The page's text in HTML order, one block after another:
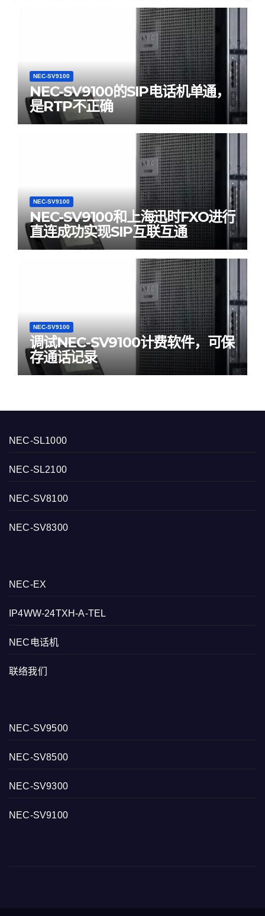
NEC-SV9100
NEC-SV9100的SIP电话机单通，
是RTP不正确
NEC-SV9100
NEC-SV9100和上海迅时FXO进行
直连成功实现SIP互联互通
NEC-SV9100
调试NEC-SV9100计费软件，可保
存通话记录
NEC-SL1000
NEC-SL2100
NEC-SV8100
NEC-SV8300
NEC-EX
IP4WW-24TXH-A-TEL
NEC电话机
联络我们
NEC-SV9500
NEC-SV8500
NEC-SV9300
NEC-SV9100